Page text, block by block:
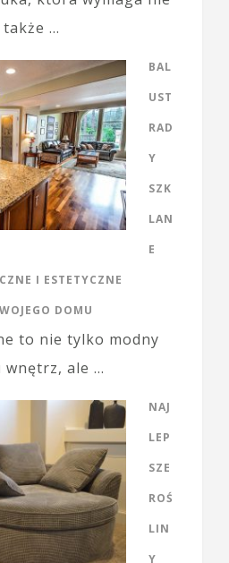
…
BAL
UST
RAD
Y
SZK
LAN
E
I ESTETYCZNE
DOMU
to nie tylko modny
ale …
NAJ
LEP
SZE
ROŚ
LIN
Y